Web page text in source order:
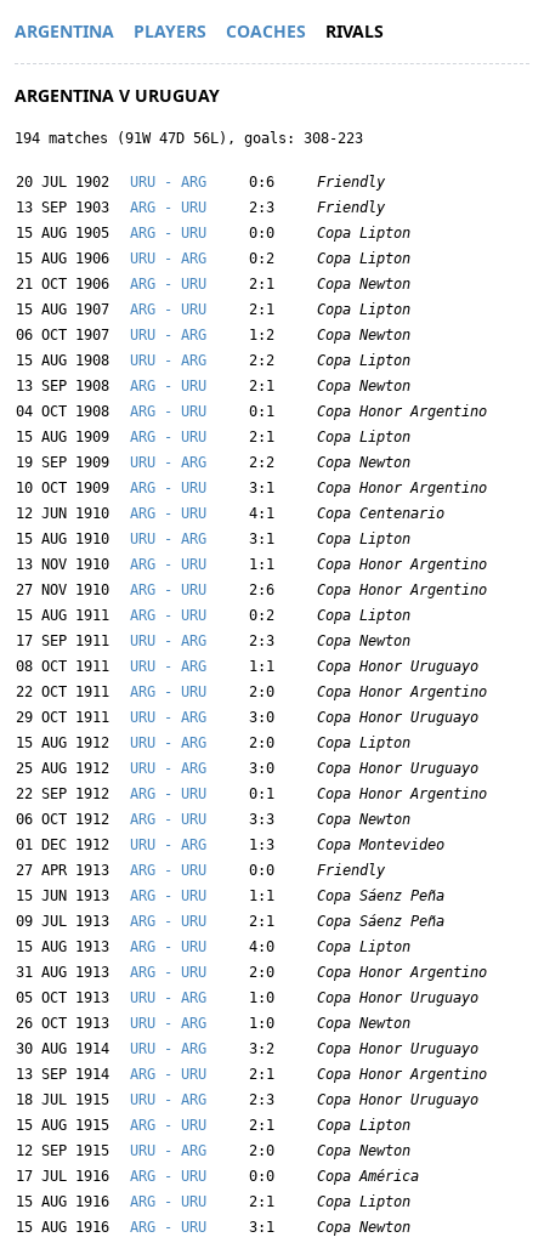
ARGENTINA PLAYERS COACHES RIVALS
ARGENTINA V URUGUAY
194 matches (91W 47D 56L), goals: 308-223
20 JUL 1902 URU - ARG 0:6
Friendly
13 SEP 1903
ARG - URU 2:3
Friendly
15 AUG 1905
ARG - URU 0:0
Copa Lipton
15 AUG 1906
URU - ARG 0:2
Copa Lipton
21 OCT 1906
ARG - URU 2:1
Copa Newton
15 AUG 1907
ARG - URU 2:1
Copa Lipton
06 OCT 1907
URU - ARG 1:2
Copa Newton
15 AUG 1908
URU - ARG 2:2
Copa Lipton
13 SEP 1908
ARG - URU 2:1
Copa Newton
04 OCT 1908
ARG - URU 0:1
Copa Honor Argentino
15 AUG 1909
ARG - URU 2:1
Copa Lipton
19 SEP 1909
URU - ARG 2:2
Copa Newton
10 OCT 1909
ARG - URU 3:1
Copa Honor Argentino
12 JUN 1910
ARG - URU 4:1
Copa Centenario
15 AUG 1910
URU - ARG 3:1
Copa Lipton
13 NOV 1910
ARG - URU 1:1
Copa Honor Argentino
27 NOV 1910
ARG - URU 2:6
Copa Honor Argentino
15 AUG 1911
ARG - URU 0:2
Copa Lipton
17 SEP 1911
URU - ARG 2:3
Copa Newton
08 OCT 1911
URU - ARG 1:1
Copa Honor Uruguayo
22 OCT 1911
ARG - URU 2:0
Copa Honor Argentino
29 OCT 1911
URU - ARG 3:0
Copa Honor Uruguayo
15 AUG 1912
URU - ARG 2:0
Copa Lipton
25 AUG 1912
URU - ARG 3:0
Copa Honor Uruguayo
22 SEP 1912
ARG - URU 0:1
Copa Honor Argentino
06 OCT 1912
ARG - URU 3:3
Copa Newton
01 DEC 1912
URU - ARG 1:3
Copa Montevideo
27 APR 1913
ARG - URU 0:0
Friendly
15 JUN 1913
ARG - URU 1:1
Copa Sáenz Peña
09 JUL 1913
ARG - URU 2:1
Copa Sáenz Peña
15 AUG 1913
ARG - URU 4:0
Copa Lipton
31 AUG 1913
ARG - URU 2:0
Copa Honor Argentino
05 OCT 1913
URU - ARG 1:0
Copa Honor Uruguayo
26 OCT 1913
URU - ARG 1:0
Copa Newton
30 AUG 1914
URU - ARG 3:2
Copa Honor Uruguayo
13 SEP 1914
ARG - URU 2:1
Copa Honor Argentino
18 JUL 1915
URU - ARG 2:3
Copa Honor Uruguayo
15 AUG 1915
ARG - URU 2:1
Copa Lipton
12 SEP 1915
URU - ARG 2:0
Copa Newton
17 JUL 1916
ARG - URU 0:0
Copa América
15 AUG 1916
ARG - URU 2:1
Copa Lipton
15 AUG 1916
ARG - URU 3:1
Copa Newton